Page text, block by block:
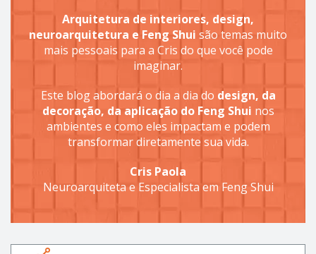
Arquitetura de interiores, design,
neuroarquitetura e Feng Shui são temas muito
mais pessoais para a Cris do que você pode
imaginar.
Este blog abordará o dia a dia do design, da
decoração, da aplicação do Feng Shui nos
ambientes e como eles impactam e podem
transformar diretamente sua vida.
Cris Paola
Neuroarquiteta e Especialista em Feng Shui